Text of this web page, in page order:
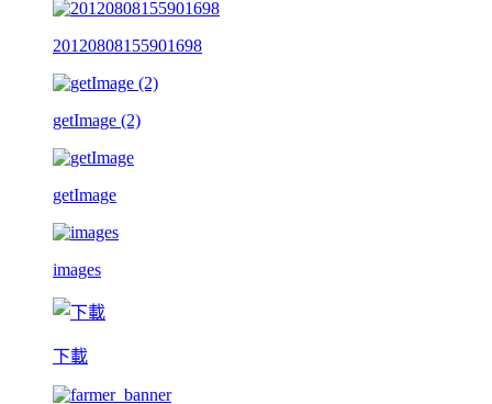
20120808155901698
getImage (2)
getImage
images
下載